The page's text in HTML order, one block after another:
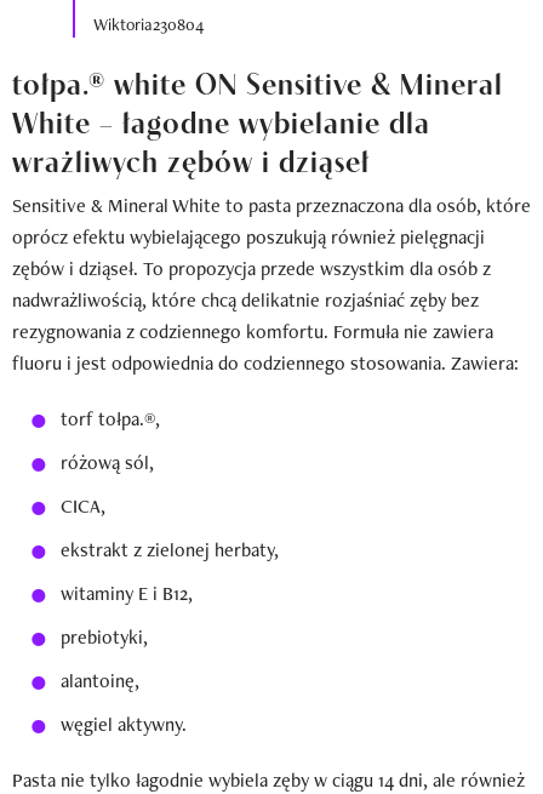
Wiktoria230804
tołpa.® white ON Sensitive & Mineral
White – łagodne wybielanie dla
wrażliwych zębów i dziąseł
Sensitive & Mineral White to pasta przeznaczona dla osób, które
oprócz efektu wybielającego poszukują również pielęgnacji
zębów i dziąseł. To propozycja przede wszystkim dla osób z
nadwrażliwością, które chcą delikatnie rozjaśniać zęby bez
rezygnowania z codziennego komfortu. Formuła nie zawiera
fluoru i jest odpowiednia do codziennego stosowania. Zawiera:
torf tołpa.®,
różową sól,
CICA,
ekstrakt z zielonej herbaty,
witaminy E i B12,
prebiotyki,
alantoinę,
węgiel aktywny.
Pasta nie tylko łagodnie wybiela zęby w ciągu 14 dni, ale również